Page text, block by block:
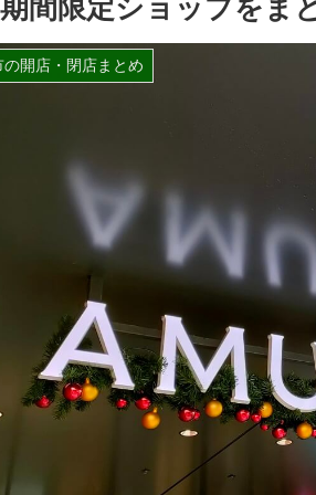
間限定ショップをま
の開店・閉店まとめ